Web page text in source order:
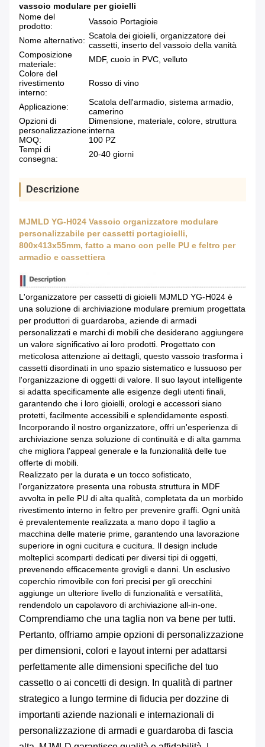
vassoio modulare per gioielli
Nome del
prodotto:
Vassoio Portagioie
Nome alternativo: Scatola dei gioielli, organizzatore dei
cassetti, inserto del vassoio della vanità
Composizione
materiale:
MDF, cuoio in PVC, velluto
Colore del
rivestimento
interno:
Rosso di vino
Applicazione:
Scatola dell'armadio, sistema armadio,
camerino
Opzioni di
personalizzazione:
Dimensione, materiale, colore, struttura
interna
MOQ:
100 PZ
Tempi di
consegna:
20-40 giorni
Descrizione
MJMLD YG-H024 Vassoio organizzatore modulare
personalizzabile per cassetti portagioielli,
800x413x55mm, fatto a mano con pelle PU e feltro per
armadio e cassettiera
L'organizzatore per cassetti di gioielli MJMLD YG-H024 è
una soluzione di archiviazione modulare premium progettata
per produttori di guardaroba, aziende di armadi
personalizzati e marchi di mobili che desiderano aggiungere
un valore significativo ai loro prodotti. Progettato con
meticolosa attenzione ai dettagli, questo vassoio trasforma i
cassetti disordinati in uno spazio sistematico e lussuoso per
l'organizzazione di oggetti di valore. Il suo layout intelligente
si adatta specificamente alle esigenze degli utenti finali,
garantendo che i loro gioielli, orologi e accessori siano
protetti, facilmente accessibili e splendidamente esposti.
Incorporando il nostro organizzatore, offri un'esperienza di
archiviazione senza soluzione di continuità e di alta gamma
che migliora l'appeal generale e la funzionalità delle tue
offerte di mobili.
Realizzato per la durata e un tocco sofisticato,
l'organizzatore presenta una robusta struttura in MDF
avvolta in pelle PU di alta qualità, completata da un morbido
rivestimento interno in feltro per prevenire graffi. Ogni unità
è prevalentemente realizzata a mano dopo il taglio a
macchina delle materie prime, garantendo una lavorazione
superiore in ogni cucitura e cucitura. Il design include
molteplici scomparti dedicati per diversi tipi di oggetti,
prevenendo efficacemente grovigli e danni. Un esclusivo
coperchio rimovibile con fori precisi per gli orecchini
aggiunge un ulteriore livello di funzionalità e versatilità,
rendendolo un capolavoro di archiviazione all-in-one.
Comprendiamo che una taglia non va bene per tutti.
Pertanto, offriamo ampie opzioni di personalizzazione
per dimensioni, colori e layout interni per adattarsi
perfettamente alle dimensioni specifiche del tuo
cassetto o ai concetti di design. In qualità di partner
strategico a lungo termine di fiducia per dozzine di
importanti aziende nazionali e internazionali di
personalizzazione di armadi e guardaroba di fascia